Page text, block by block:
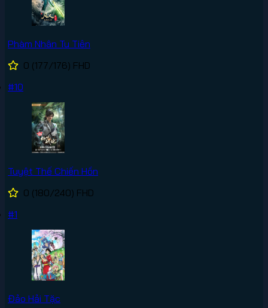
Phàm Nhân Tu Tiên
0 (177/176) FHD
#10
Tuyệt Thế Chiến Hồn
0 (180/240) FHD
#1
Đảo Hải Tặc